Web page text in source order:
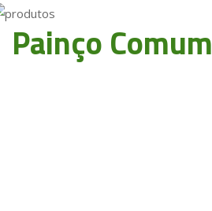
Painço Comum